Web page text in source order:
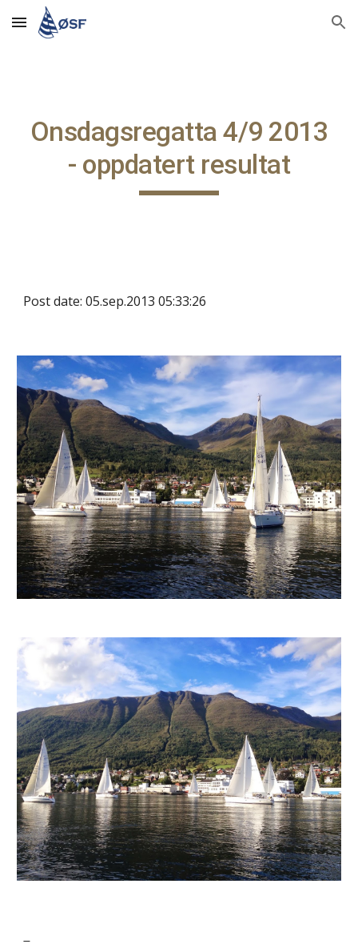
Skip to main content Skip to navigation
Onsdagsregatta 4/9 2013
- oppdatert resultat
Post date: 05.sep.2013 05:33:26